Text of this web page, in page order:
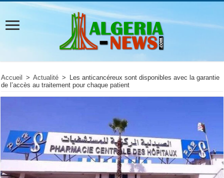
Accueil > Actualité >
Les anticancéreux sont disponibles avec la garantie
de l’accès au traitement pour chaque patient